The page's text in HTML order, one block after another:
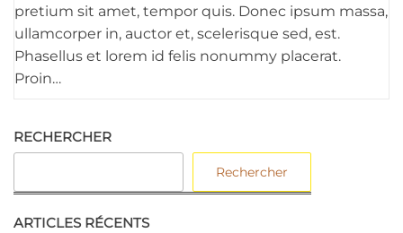
pretium sit amet, tempor quis. Donec ipsum massa,
ullamcorper in, auctor et, scelerisque sed, est.
Phasellus et lorem id felis nonummy placerat.
Proin…
RECHERCHER
Rechercher
ARTICLES RÉCENTS